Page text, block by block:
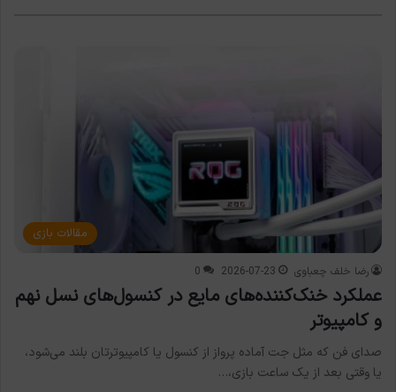
مقالات بازی
رضا خلف چعباوی 2026-07-23
0
عملکرد خنک‌کننده‌های مایع در کنسول‌های نسل نهم
و کامپیوتر
صدای فن که مثل جت آماده پرواز از کنسول یا کامپیوترتان بلند می‌شود،
یا وقتی بعد از یک ساعت بازی،…